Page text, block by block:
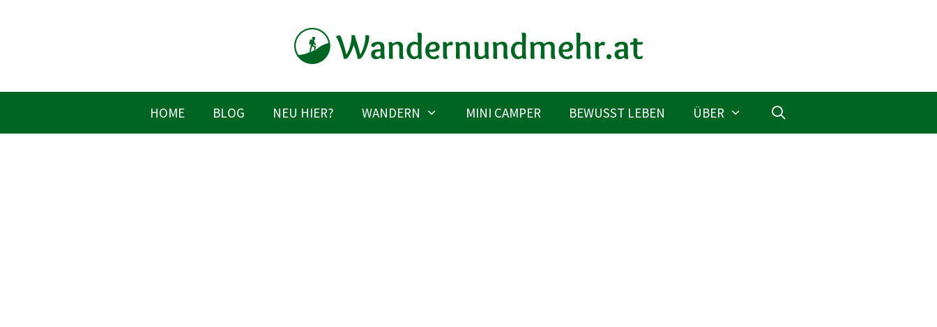
HOME BLOG NEU HIER? WANDERN MINI CAMPER BEWUSST LEBEN ÜBER